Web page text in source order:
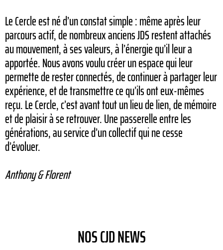
Le Cercle est né d’un constat simple : même après leur
parcours actif, de nombreux anciens JDS restent attachés
au mouvement, à ses valeurs, à l’énergie qu’il leur a
apportée. Nous avons voulu créer un espace qui leur
permette de rester connectés, de continuer à partager leur
expérience, et de transmettre ce qu’ils ont eux-mêmes
reçu. Le Cercle, c’est avant tout un lieu de lien, de mémoire
et de plaisir à se retrouver. Une passerelle entre les
générations, au service d’un collectif qui ne cesse
d’évoluer.
Anthony & Florent
NOS CJD NEWS